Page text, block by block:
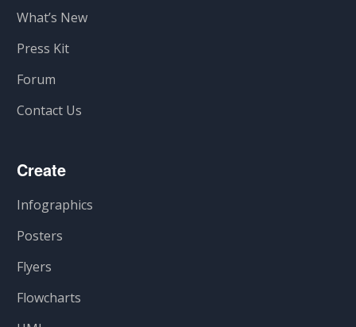
What’s New
Press Kit
Forum
Contact Us
Create
Infographics
Posters
Flyers
Flowcharts